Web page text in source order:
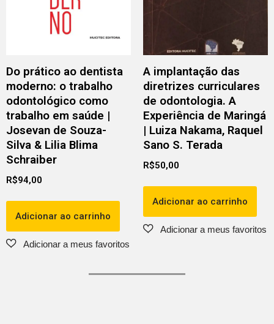
Do prático ao dentista
moderno: o trabalho
odontológico como
trabalho em saúde |
Josevan de Souza-
Silva & Lilia Blima
Schraiber
R$94,00
Adicionar ao carrinho
A implantação das
diretrizes curriculares
de odontologia. A
Experiência de Maringá
| Luiza Nakama, Raquel
Sano S. Terada
R$50,00
Adicionar ao carrinho